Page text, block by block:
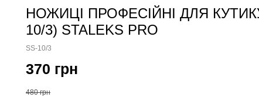
НОЖИЦІ ПРОФЕСІЙНІ ДЛЯ
10/3) STALEKS PRO
SS-10/3
370 грн
480 грн